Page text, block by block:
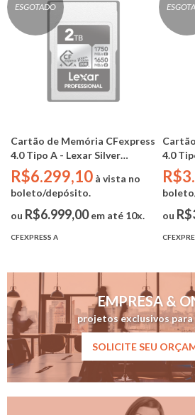
ESGOTADO
Cartão de Memória CFexpress
4.0 Tipo A - Lexar Silver
Professional 2tb (PCIe Gen 4 -
R 1750mb/s W 1650mb/s -
VPG200-8k/IP68) -
LCAEXS4002T-RNENU
R$6.299,10 à vista no
boleto/depósito.
ou R$6.999,00em até 10x.
CFEXPRESS A
4.0
R
ou
EMPRESA &
projetos exclusivos para
SOLICITE SEU